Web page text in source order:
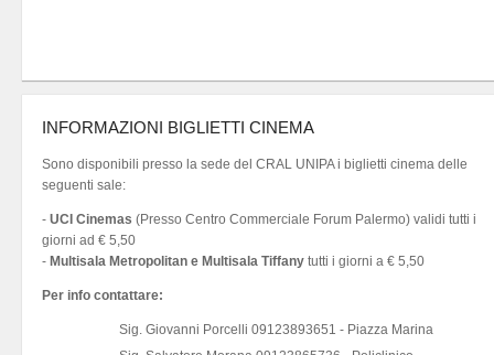
INFORMAZIONI BIGLIETTI CINEMA
Sono disponibili presso la sede del CRAL UNIPA i biglietti cinema delle
seguenti sale:
- UCI Cinemas (Presso Centro Commerciale Forum Palermo) validi tutti i
giorni ad € 5,50
- Multisala Metropolitan e Multisala Tiffany tutti i giorni a € 5,50
Per info contattare:
Sig. Giovanni Porcelli 09123893651 - Piazza Marina